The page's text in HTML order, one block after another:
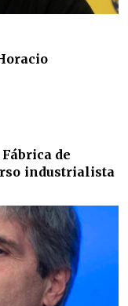
de
industrialista